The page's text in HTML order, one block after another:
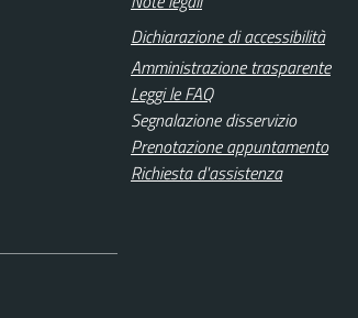
Dichiarazione di accessibilità
Amministrazione trasparente
Leggi le FAQ
Segnalazione disservizio
Prenotazione appuntamento
Richiesta d'assistenza